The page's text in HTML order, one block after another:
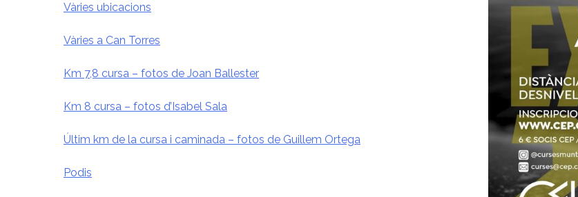
Vàries ubicacions
Vàries a Can Torres
Km 7,8 cursa – fotos de Joan Ballester
Km 8 cursa – fotos d’Isabel Sala
Últim km de la cursa i caminada – fotos de Guillem Ortega
Podis